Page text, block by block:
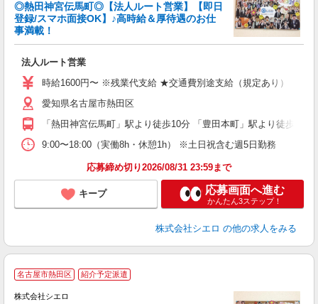
◎熱田神宮伝馬町◎【法人ルート営業】【即日
登録/スマホ面接OK】♪高時給＆厚待遇のお仕
事満載！
法人ルート営業
時給1600円〜 ※残業代支給 ★交通費別途支給（規定あり） ゜+
愛知県名古屋市熱田区
「熱田神宮伝馬町」駅より徒歩10分 「豊田本町」駅より徒歩11分
9:00〜18:00（実働8h・休憩1h） ※土日祝含む週5日勤務
応募締め切り2026/08/31 23:59まで
キープ 応募画面へ進む
かんたん3ステップ！
株式会社シエロ の他の求人をみる
名古屋市熱田区 紹介予定派遣
株式会社シエロ